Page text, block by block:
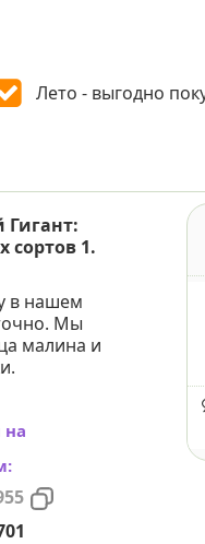
Лето - выгодно
сортов 1.
в нашем
Мы
малина и
на